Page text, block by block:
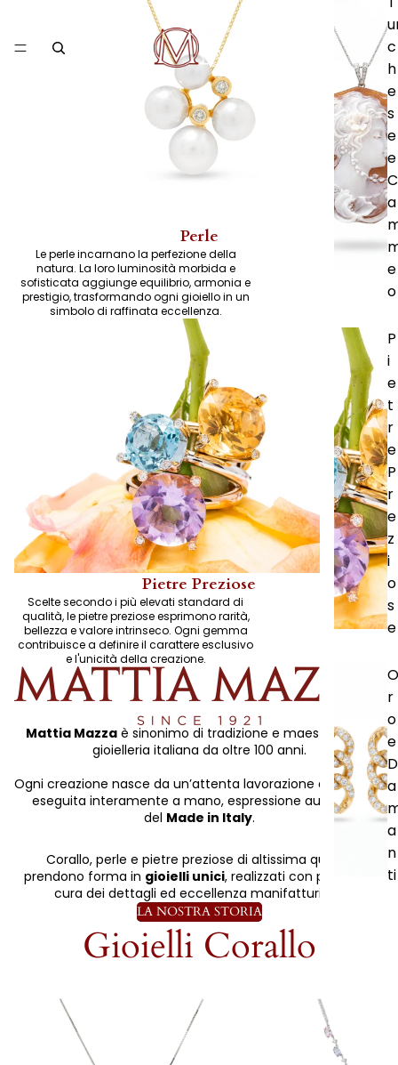
c
h
e
s
e
e
C
a
e
o
P
i
e
t
r
e
P
r
e
z
i
o
s
e
O
r
o
e
a
a
n
ti
Perle
Le perle incarnano la perfezione della
natura. La loro luminosità morbida e
sofisticata aggiunge equilibrio, armonia e
prestigio, trasformando ogni gioiello in un
simbolo di raffinata eccellenza.
Pietre Preziose
Scelte secondo i più elevati standard di
qualità, le pietre preziose esprimono rarità,
bellezza e valore intrinseco. Ogni gemma
contribuisce a definire il carattere esclusivo
e l'unicità della creazione.
Mattia Mazza è sinonimo di tradizione e maestria nella
gioielleria italiana da oltre 100 anni.
Ogni creazione nasce da un’attenta lavorazione artigianale
eseguita interamente a mano, espressione autentica
del Made in Italy.
Corallo, perle e pietre preziose di altissima qualità
prendono forma in gioielli unici, realizzati con passione,
cura dei dettagli ed eccellenza manifatturiera.
LA NOSTRA STORIA
Gioielli Corallo